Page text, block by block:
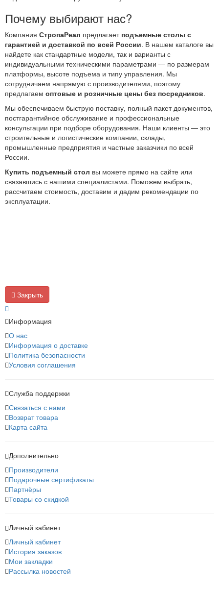
Почему выбирают нас?
Компания СтропаРеал предлагает подъемные столы с
гарантией и доставкой по всей России. В нашем каталоге вы
найдете как стандартные модели, так и варианты с
индивидуальными техническими параметрами — по размерам
платформы, высоте подъема и типу управления. Мы
сотрудничаем напрямую с производителями, поэтому
предлагаем оптовые и розничные цены без посредников.
Мы обеспечиваем быструю поставку, полный пакет документов,
постгарантийное обслуживание и профессиональные
консультации при подборе оборудования. Наши клиенты — это
строительные и логистические компании, склады,
промышленные предприятия и частные заказчики по всей
России.
Купить подъемный стол вы можете прямо на сайте или
связавшись с нашими специалистами. Поможем выбрать,
рассчитаем стоимость, доставим и дадим рекомендации по
эксплуатации.
Закрыть
Информация
О нас
Информация о доставке
Политика безопасности
Условия соглашения
Служба поддержки
Связаться с нами
Возврат товара
Карта сайта
Дополнительно
Производители
Подарочные сертификаты
Партнёры
Товары со скидкой
Личный кабинет
Личный кабинет
История заказов
Мои закладки
Рассылка новостей